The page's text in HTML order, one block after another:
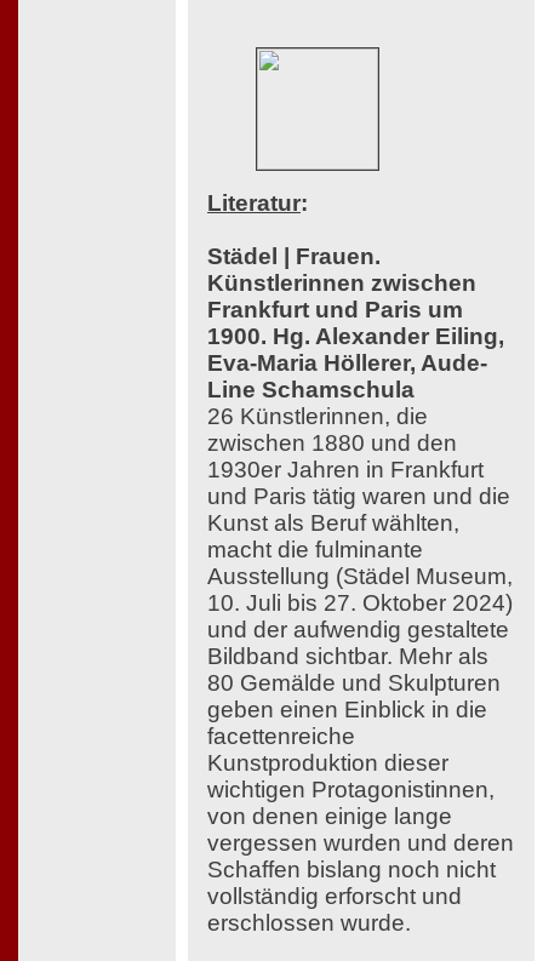
Literatur:
Städel | Frauen.
Künstlerinnen zwischen
Frankfurt und Paris um
1900. Hg. Alexander Eiling,
Eva-Maria Höllerer, Aude-
Line Schamschula
26 Künstlerinnen, die
zwischen 1880 und den
1930er Jahren in Frankfurt
und Paris tätig waren und die
Kunst als Beruf wählten,
macht die fulminante
Ausstellung (Städel Museum,
10. Juli bis 27. Oktober 2024)
und der aufwendig gestaltete
Bildband sichtbar. Mehr als
80 Gemälde und Skulpturen
geben einen Einblick in die
facettenreiche
Kunstproduktion dieser
wichtigen Protagonistinnen,
von denen einige lange
vergessen wurden und deren
Schaffen bislang noch nicht
vollständig erforscht und
erschlossen wurde.